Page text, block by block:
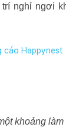
nghỉ ngơi
khoảng